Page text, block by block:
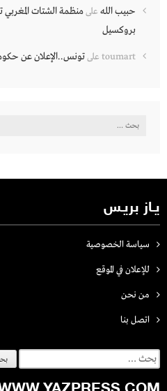
حبيب الله علىمنظمة الشتات
بروكسيل
toumart علىتونس..الإعلان عن
البحث
يـاز بريـس
سياسة الخصوصية
للإعلان في الموقع
من نحن
اتصل بنـا
البحث
عن: